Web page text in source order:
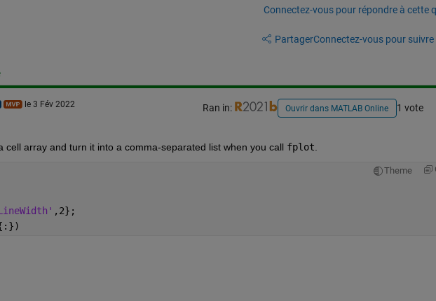
Connectez-vous pour répondre à cette
PartagerConnectez-vous pour suivre
le 3 Fév 2022 Ran in: Ouvrir dans MATLAB Online 1 vote
cell array and turn it into a comma-separated list when you call fplot
Theme
,2};